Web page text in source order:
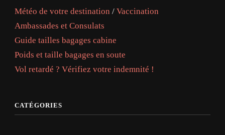
Météo de votre destination / Vaccination
Ambassades et Consulats
Guide tailles bagages cabine
Poids et taille bagages en soute
Vol retardé ? Vérifiez votre indemnité !
CATÉGORIES